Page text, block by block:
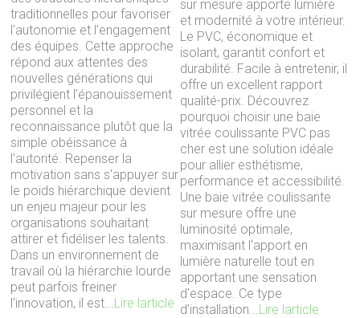
traditionnelles pour favoriser
l'autonomie et l'engagement
des équipes. Cette approche
répond aux attentes des
nouvelles générations qui
privilégient l'épanouissement
personnel et la
reconnaissance plutôt que la
simple obéissance à
l'autorité. Repenser la
motivation sans s'appuyer sur
le poids hiérarchique devient
un enjeu majeur pour les
organisations souhaitant
attirer et fidéliser les talents.
Dans un environnement de
travail où la hiérarchie lourde
peut parfois freiner
l'innovation, il est...Lire larticle
sur mesure apporte lumière
et modernité à votre intérieur.
Le PVC, économique et
isolant, garantit confort et
durabilité. Facile à entretenir, il
offre un excellent rapport
qualité-prix. Découvrez
pourquoi choisir une baie
vitrée coulissante PVC pas
cher est une solution idéale
pour allier esthétisme,
performance et accessibilité.
Une baie vitrée coulissante
sur mesure offre une
luminosité optimale,
maximisant l'apport en
lumière naturelle tout en
apportant une sensation
d'espace. Ce type
d’installation...Lire larticle